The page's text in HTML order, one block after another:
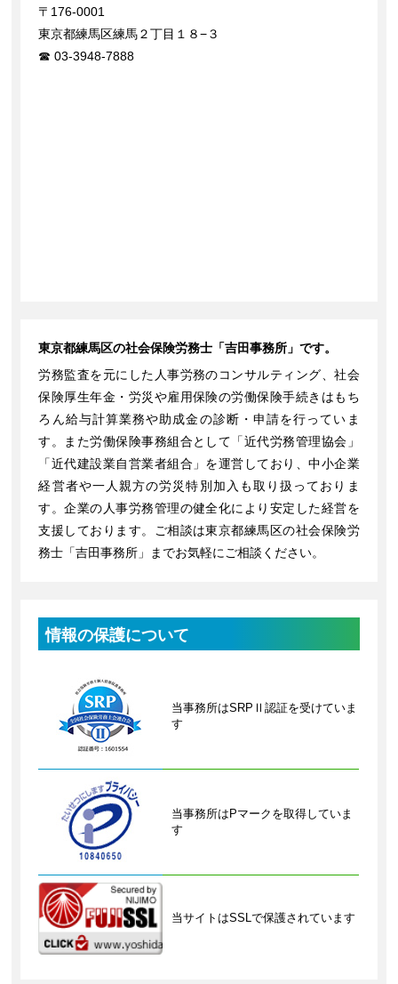
〒176-0001
東京都練馬区練馬２丁目１８−３
03-3948-7888
東京都練馬区の社会保険労務士「吉田事務所」です。
労務監査を元にした人事労務のコンサルティング、社会
保険厚生年金・労災や雇用保険の労働保険手続きはもち
ろん給与計算業務や助成金の診断・申請を行っていま
す。また労働保険事務組合として「近代労務管理協会」
「近代建設業自営業者組合」を運営しており、中小企業
経営者や一人親方の労災特別加入も取り扱っておりま
す。企業の人事労務管理の健全化により安定した経営を
支援しております。ご相談は東京都練馬区の社会保険労
務士「吉田事務所」までお気軽にご相談ください。
情報の保護について
当事務所はSRPⅡ認証を受けていま
す
当事務所はPマークを取得していま
す
当サイトはSSLで保護されています